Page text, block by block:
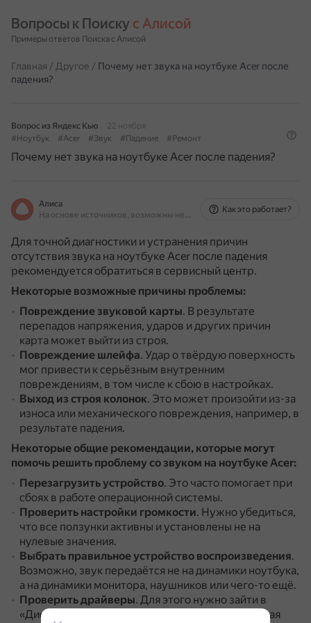
Вопросы к Поиску с Алисой
Примеры ответов Поиска с Алисой
Главная / Другое / Почему нет звука на ноутбуке Acer после
падения?
Вопрос из Яндекс Кью
22 ноября
#Ноутбук
#Acer #Звук #Падение #Ремонт
Почему нет звука на ноутбуке Acer после падения?
Алиса
На основе источников, возможны неточности
Как это работает?
Для точной диагностики и устранения причин
отсутствия звука на ноутбуке Acer после падения
рекомендуется обратиться в сервисный центр.
Некоторые возможные причины проблемы:
Повреждение звуковой карты. В результате
перепадов напряжения, ударов и других причин
карта может выйти из строя.
Повреждение шлейфа. Удар о твёрдую поверхность
мог привести к серьёзным внутренним
повреждениям, в том числе к сбою в настройках.
Выход из строя колонок. Это может произойти из-за
износа или механического повреждения, например, в
результате падения.
Некоторые общие рекомендации, которые могут
помочь решить проблему со звуком на ноутбуке Acer:
Перезагрузить устройство. Это часто помогает при
сбоях в работе операционной системы.
Проверить настройки громкости. Нужно убедиться,
что все ползунки активны и установлены не на
нулевые значения.
Выбрать правильное устройство воспроизведения.
Возможно, звук передаётся не на динамики ноутбука,
а на динамики монитора, наушников или чего-то ещё.
Проверить драйверы. Для этого нужно зайти в
«Диспетчер устройств» и убедиться, что звуковая